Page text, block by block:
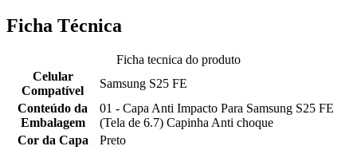
Ficha Técnica
Ficha tecnica do produto
Celular
Compatível
Samsung S25 FE
Conteúdo da
Embalagem
01 - Capa Anti Impacto Para Samsung S25 FE
(Tela de 6.7) Capinha Anti choque
Cor da Capa
Preto